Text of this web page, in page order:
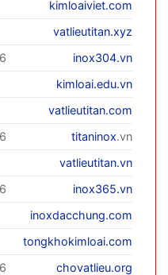
kimloaiviet.com
vatlieutitan.xyz
inox304.vn
kimloai.edu.vn
vatlieutitan.com
titaninox.vn
vatlieutitan.vn
inox365.vn
inoxdacchung.com
tongkhokimloai.com
chovatlieu.org